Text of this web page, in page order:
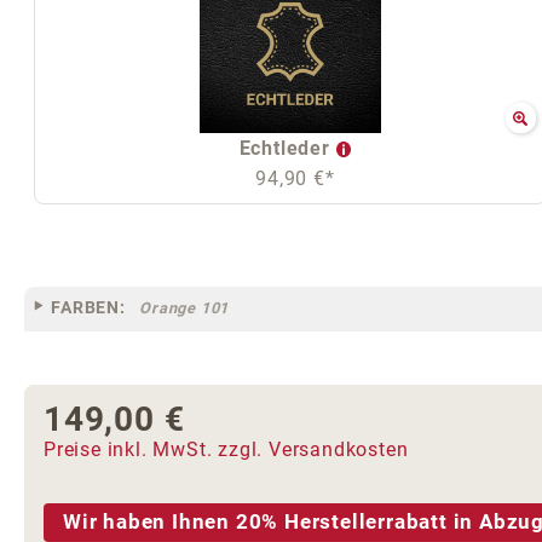
Echtleder
94,90 €*
FARBEN: Orange 101
Regulärer Preis:
149,00 €
Preise inkl. MwSt. zzgl. Versandkosten
Wir haben Ihnen 20% Herstellerrabatt in